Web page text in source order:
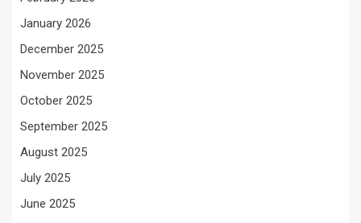
January 2026
December 2025
November 2025
October 2025
September 2025
August 2025
July 2025
June 2025